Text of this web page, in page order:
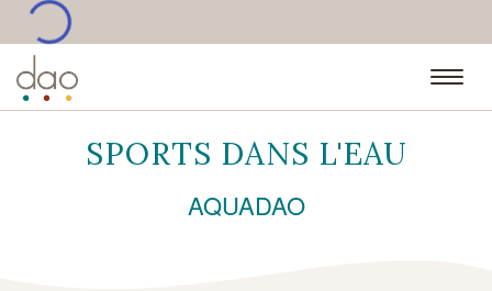
•••
SPORTS DANS L'EAU
AQUADAO